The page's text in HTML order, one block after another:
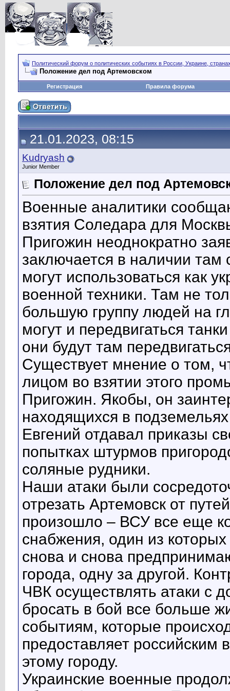
Политический форум о политических событиях в России, Украине,
Положение дел под Артемовском
Регистрация Правила форума
21.01.2023, 08:15
Kudryash
Junior Member
Положение дел под
Военные аналитики
взятия Соледара для
Пригожин неоднократно
заключается в наличии
могут использоваться как
военной техники. Там не
большую группу людей на
могут и передвигаться
они будут там
Существует мнение о том,
лицом во взятии этого
Пригожин. Якобы, он
находящихся в
Евгений отдавал приказы
попытках штурмов
соляные рудники.
Наши атаки были
отрезать Артемовск от
произошло – ВСУ все еще
снабжения, один из
снова и снова
города, одну за другой.
ЧВК осуществлять атаки с
бросать в бой все больше
событиям, которые
предоставляет российским
этому городу.
Украинские военные